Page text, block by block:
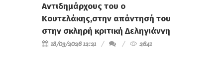
Αντιδημάρχους του ο
Κουτελάκης,στην απάντησή του
στην σκληρή κριτική Δεληγιάννη
18/03/2026 12:21 2641